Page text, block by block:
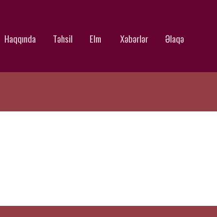
Haqqında Təhsil Elm Xəbərlər Əlaqə